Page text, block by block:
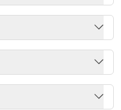
Ja
Ja
Ja
Ja